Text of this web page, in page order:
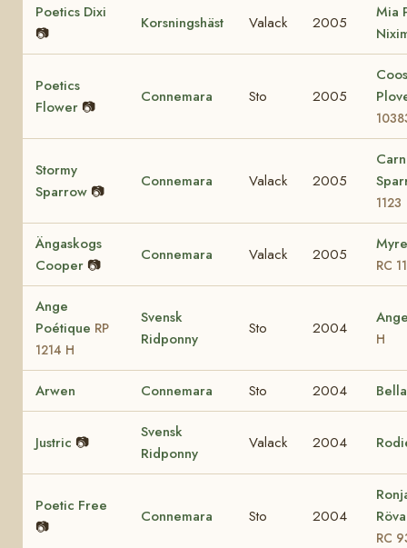
Poetics Dixi
📷
Korsningshäst Valack 2005
Mia
Poetics
Flower 📷
Connemara Sto 2005
Stormy
Sparrow 📷
Connemara Valack 2005
1123
Ängaskogs
Cooper 📷
Connemara Valack 2005
RC
Ange
Poétique RP
1214 H
Svensk
Ridponny
Sto 2004
H
Arwen Connemara Sto 2004
Justric 📷
Svensk
Ridponny
Valack 2004
Poetic Free
📷
Connemara Sto 2004
RC